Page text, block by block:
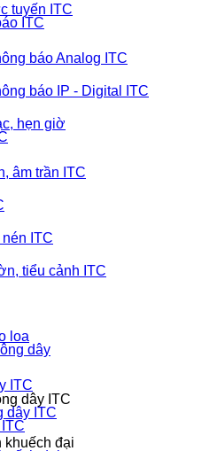
tuyến ITC
ITC
báo Analog ITC
báo IP - Digital ITC
hẹn giờ
âm trần ITC
ITC
tiểu cảnh ITC
loa
dây
ITC
dây ITC